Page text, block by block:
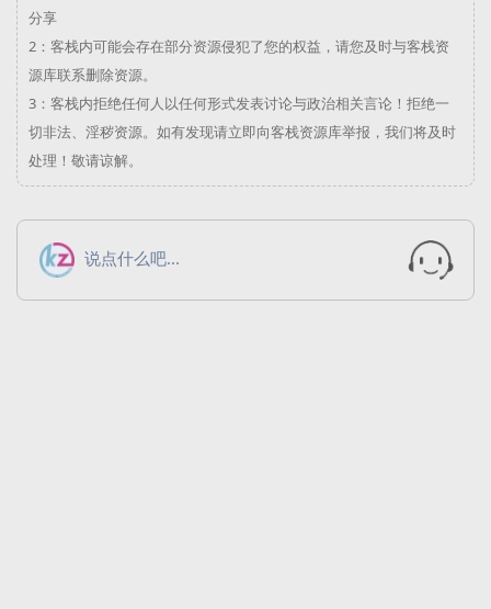
分享
2： 客栈内可能会存在部分资源侵犯了您的权益，请您及时与客栈资
源库联系删除资源。
3： 客栈内拒绝任何人以任何形式发表讨论与政治相关言论！拒绝一
切非法、淫秽资源。如有发现请立即向客栈资源库举报，我们将及时
处理！敬请谅解。
说点什么吧...